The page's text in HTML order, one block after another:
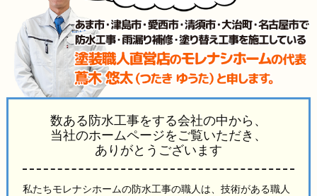
数ある防水工事をする会社の中から、
当社のホームページをご覧いただき、
ありがとうございます
私たちモレナシホームの防水工事の職人は、技術がある職人